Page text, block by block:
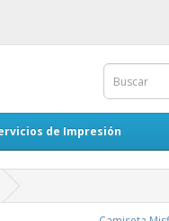
de Impresión